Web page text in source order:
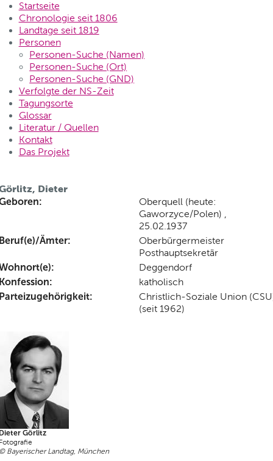
Startseite
Chronologie seit 1806
Landtage seit 1819
Personen
Personen-Suche (Namen)
Personen-Suche (Ort)
Personen-Suche (GND)
Verfolgte der NS-Zeit
Tagungsorte
Glossar
Literatur / Quellen
Kontakt
Das Projekt
Dieter
Oberquell (heute:
Gaworzyce/Polen) ,
25.02.1937
Ämter:
Oberbürgermeister
Posthauptsekretär
Deggendorf
katholisch
Christlich-Soziale Union
(seit 1962)
Görlitz
Bayerischer Landtag, München